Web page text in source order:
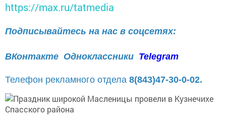
https://max.ru/tatmedia
Подписывайтесь на нас в соцсетях:
ВКонтакте Одноклассники Telegram
Телефон рекламного отдела 8(843)47-30-0-02.